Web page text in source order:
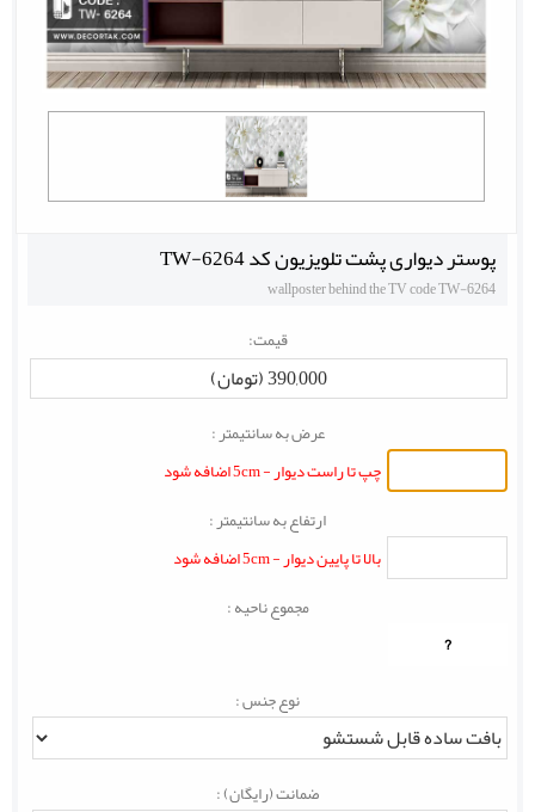
پوستر دیواری پشت تلویزیون کد TW-6264
wallposter behind the TV code TW-6264
قیمت:
390,000 (تومان)
عرض به سانتیمتر :
چپ تا راست دیوار - 5cm اضافه شود
ارتفاع به سانتیمتر :
بالا تا پایین دیوار - 5cm اضافه شود
مجموع ناحیه :
?
نوع جنس :
ضمانت (رایگان) :